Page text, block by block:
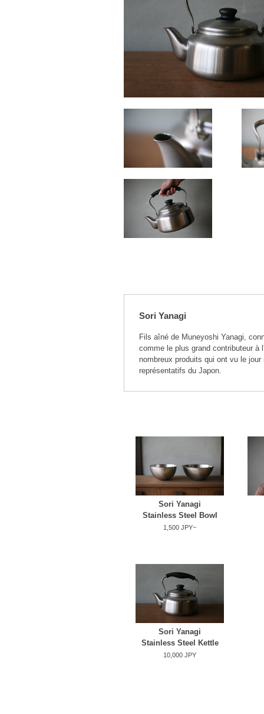
Sori Yanagi
Fils aîné de Muneyoshi Yanagi,
comme le plus grand contributeur à
nombreux produits qui ont vu le
représentatifs du Japon.
Sori Yanagi
Stainless Steel Bowl
1,500 JPY~
Sori Yanagi
Stainless Steel Kettle
10,000 JPY